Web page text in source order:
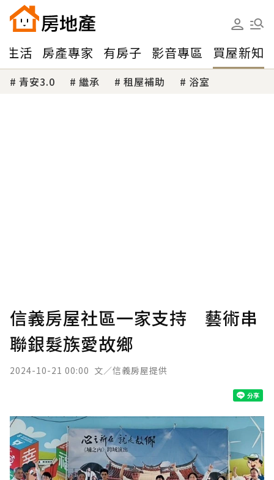
生活 房產專家 有房子 影音專區 買屋新知
青安3.0 繼承 租屋補助 浴室
信義房屋社區一家支持 藝術串
聯銀髮族愛故鄉
2024-10-21 00:00 文／信義房屋提供